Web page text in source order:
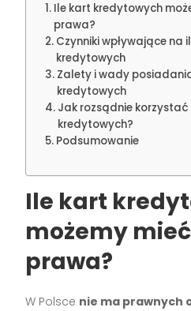
Ile kart kredytowych
prawa?
Czynniki wpływające
kredytowych
Zalety i wady
kredytowych
Jak rozsądnie korzystać
kredytowych?
Podsumowanie
Ile kart
możemy
prawa?
W Polsce nie ma prawnych